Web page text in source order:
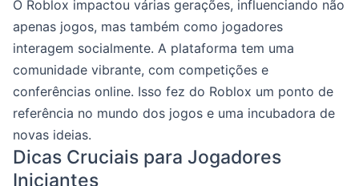
O Roblox impactou várias gerações, influenciando não
apenas jogos, mas também como jogadores
interagem socialmente. A plataforma tem uma
comunidade vibrante, com competições e
conferências online. Isso fez do Roblox um ponto de
referência no mundo dos jogos e uma incubadora de
novas ideias.
Dicas Cruciais para Jogadores
Iniciantes